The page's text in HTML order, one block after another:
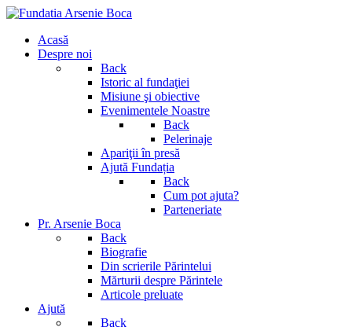
Acasă
Despre noi
Back
Istoric al fundaţiei
Misiune şi obiective
Evenimentele Noastre
Back
Pelerinaje
Apariţii în presă
Ajută Fundația
Back
Cum pot ajuta?
Parteneriate
Pr. Arsenie Boca
Back
Biografie
Din scrierile Părintelui
Mărturii despre Părintele
Articole preluate
Ajută
Back